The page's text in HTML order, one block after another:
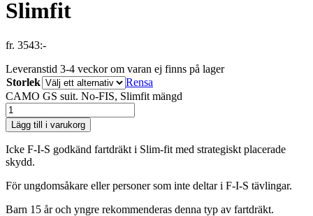
Slimfit
fr. 3543:-
Leveranstid 3-4 veckor om varan ej finns på lager
Storlek
Rensa
CAMO GS suit. No-FIS, Slimfit mängd
Lägg till i varukorg
Icke F-I-S godkänd fartdräkt i Slim-fit med strategiskt placerade
skydd.
För ungdomsåkare eller personer som inte deltar i F-I-S tävlingar.
Barn 15 år och yngre rekommenderas denna typ av fartdräkt.